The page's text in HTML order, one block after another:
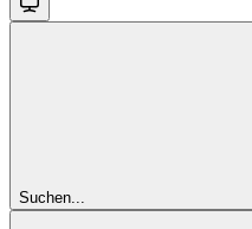
Suchen...